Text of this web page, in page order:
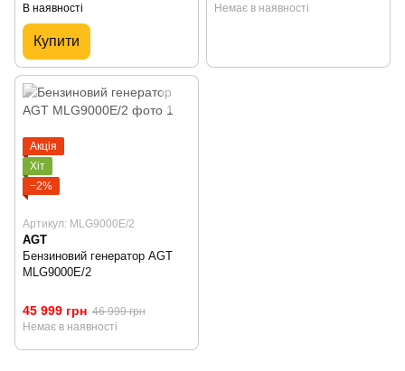
В наявності
Купити
Немає в наявності
Акція
Хіт
−2%
Артикул: MLG9000E/2
AGT
Бензиновий генератор AGT
MLG9000E/2
45 999 грн 46 999 грн
Немає в наявності